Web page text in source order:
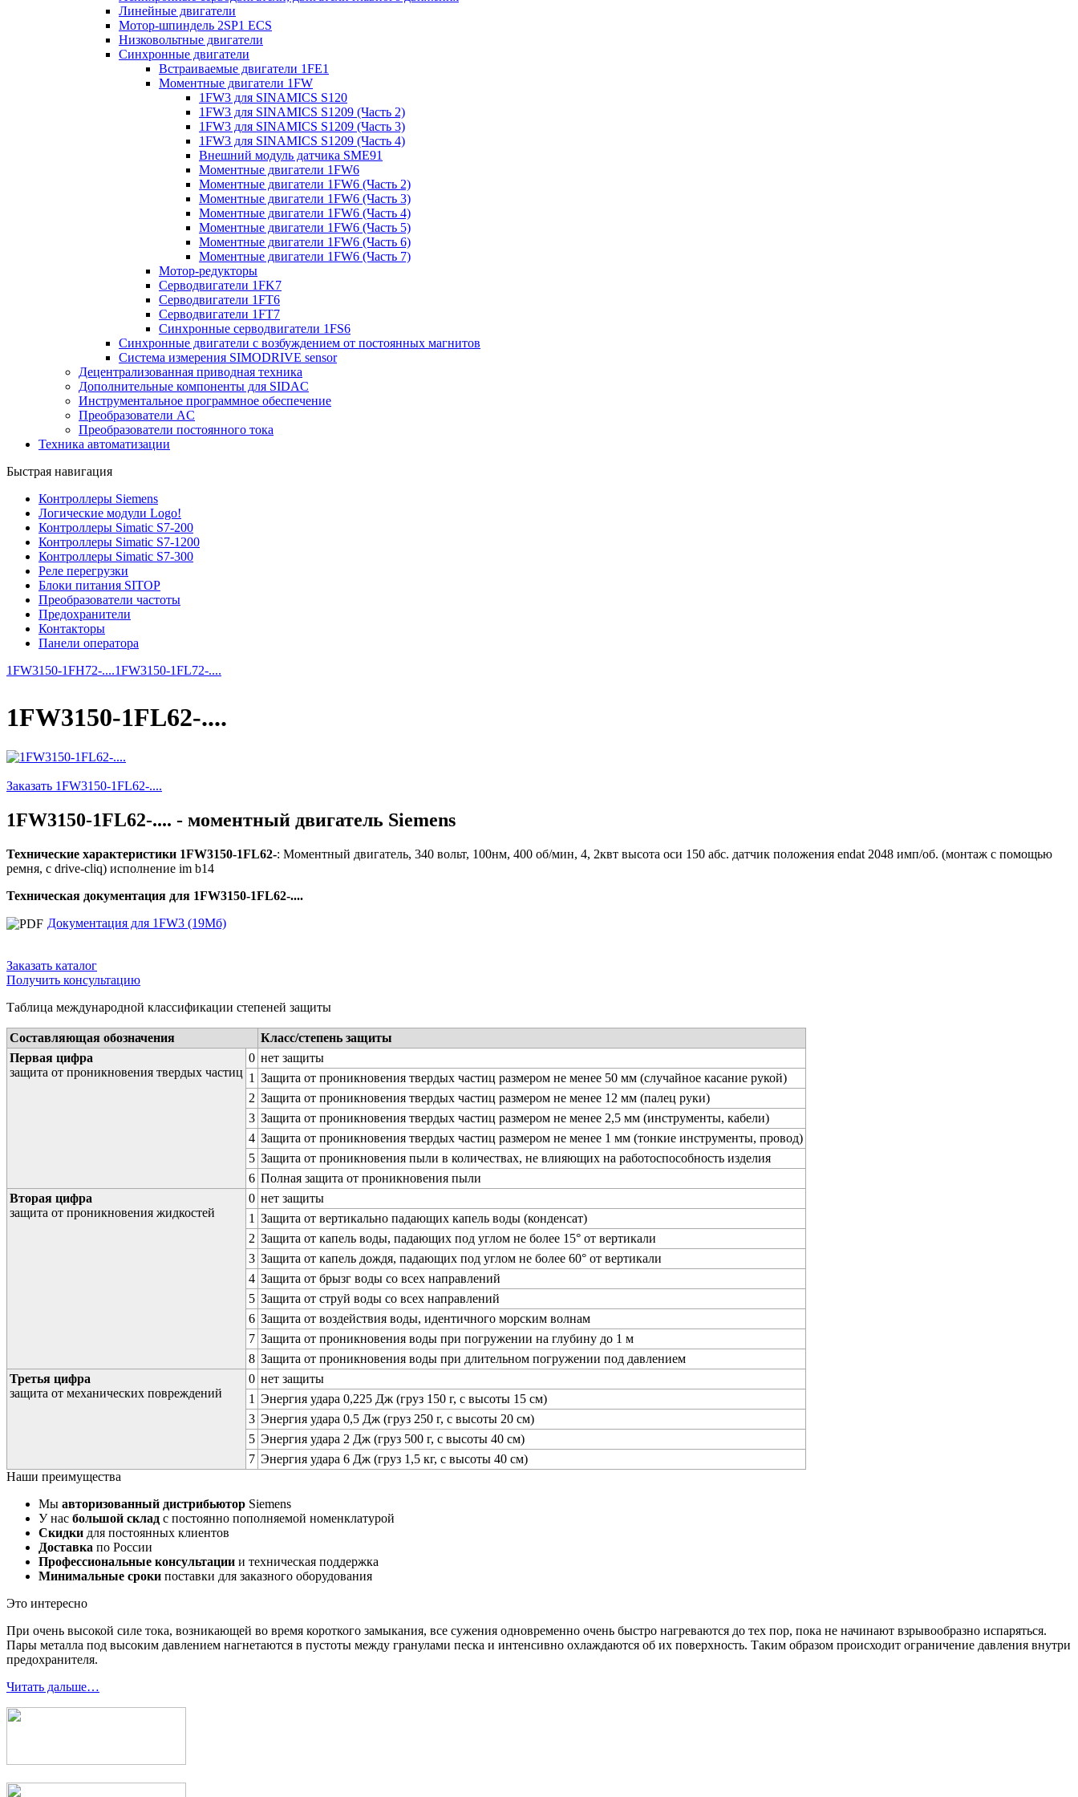
Линейные двигатели
Мотор-шпиндель 2SP1 ECS
Низковольтные двигатели
Синхронные двигатели
Встраиваемые двигатели 1FE1
Моментные двигатели 1FW
1FW3 для SINAMICS S120
1FW3 для SINAMICS S1209 (Часть 2)
1FW3 для SINAMICS S1209 (Часть 3)
1FW3 для SINAMICS S1209 (Часть 4)
Внешний модуль датчика SME91
Моментные двигатели 1FW6
Моментные двигатели 1FW6 (Часть 2)
Моментные двигатели 1FW6 (Часть 3)
Моментные двигатели 1FW6 (Часть 4)
Моментные двигатели 1FW6 (Часть 5)
Моментные двигатели 1FW6 (Часть 6)
Моментные двигатели 1FW6 (Часть 7)
Мотор-редукторы
Серводвигатели 1FK7
Серводвигатели 1FT6
Серводвигатели 1FT7
Синхронные серводвигатели 1FS6
Синхронные двигатели с возбуждением от постоянных магнитов
Система измерения SIMODRIVE sensor
Децентрализованная приводная техника
Дополнительные компоненты для SIDAC
Инструментальное программное обеспечение
Преобразователи AC
Преобразователи постоянного тока
Техника автоматизации
Быстрая навигация
Контроллеры Siemens
Логические модули Logo!
Контроллеры Simatic S7-200
Контроллеры Simatic S7-1200
Контроллеры Simatic S7-300
Реле перегрузки
Блоки питания SITOP
Преобразователи частоты
Предохранители
Контакторы
Панели оператора
1FW3150-1FH72-....1FW3150-1FL72-....
1FW3150-1FL62-....
Заказать 1FW3150-1FL62-....
1FW3150-1FL62-.... - моментный двигатель Siemens
Технические характеристики 1FW3150-1FL62-: Моментный двигатель, 340 вольт, 100нм, 400 об/мин, 4, 2квт высота оси 150 абс. датчик положения endat 2048 имп/об. (монтаж с помощью
ремня, с drive-cliq) исполнение im b14
Техническая документация для 1FW3150-1FL62-....
Документация для 1FW3 (19Мб)
Заказать каталог
Получить консультацию
Таблица международной классификации степеней защиты
Составляющая обозначения
Класс/степень защиты
Первая цифра
защита от проникновения твердых частиц
0 нет защиты
1 Защита от проникновения твердых частиц размером не менее 50 мм (случайное касание рукой)
2 Защита от проникновения твердых частиц размером не менее 12 мм (палец руки)
3 Защита от проникновения твердых частиц размером не менее 2,5 мм (инструменты, кабели)
4 Защита от проникновения твердых частиц размером не менее 1 мм (тонкие инструменты, провод)
5 Защита от проникновения пыли в количествах, не влияющих на работоспособность изделия
6 Полная защита от проникновения пыли
Вторая цифра
защита от проникновения жидкостей
0 нет защиты
1 Защита от вертикально падающих капель воды (конденсат)
2 Защита от капель воды, падающих под углом не более 15° от вертикали
3 Защита от капель дождя, падающих под углом не более 60° от вертикали
4 Защита от брызг воды со всех направлений
5 Защита от струй воды со всех направлений
6 Защита от воздействия воды, идентичного морским волнам
7 Защита от проникновения воды при погружении на глубину до 1 м
8 Защита от проникновения воды при длительном погружении под давлением
Третья цифра
защита от механических повреждений
0 нет защиты
1 Энергия удара 0,225 Дж (груз 150 г, с высоты 15 см)
3 Энергия удара 0,5 Дж (груз 250 г, с высоты 20 см)
5 Энергия удара 2 Дж (груз 500 г, с высоты 40 см)
7 Энергия удара 6 Дж (груз 1,5 кг, с высоты 40 см)
Наши преимущества
Мы авторизованный дистрибьютор Siemens
У нас большой склад с постоянно пополняемой номенклатурой
Скидки для постоянных клиентов
Доставка по России
Профессиональные консультации и техническая поддержка
Минимальные сроки поставки для заказного оборудования
Это интересно
При очень высокой силе тока, возникающей во время короткого замыкания, все сужения одновременно очень быстро нагреваются до тех пор, пока не начинают взрывообразно испаряться.
Пары металла под высоким давлением нагнетаются в пустоты между гранулами песка и интенсивно охлаждаются об их поверхность. Таким образом происходит ограничение давления внутри
предохранителя.
Читать дальше…